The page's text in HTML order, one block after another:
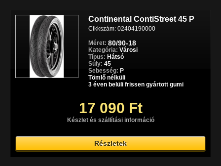
Continental ContiStreet 45 P
Cikkszám: 02404190000
Méret: 80/90-18
Kategória: Városi
Típus: Hátsó
Súly: 45
Sebesség: P
Tömlő nélküli
3 éven belüli frissen gyártott gumi
17 090 Ft
Készlet és szállítási információ
Részletek